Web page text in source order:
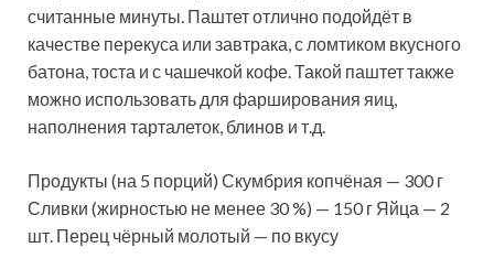
считанные минуты. Паштет отлично подойдёт в
качестве перекуса или завтрака, с ломтиком вкусного
батона, тоста и с чашечкой кофе.Такой паштет также
можно использовать для фарширования яиц,
наполнения тарталеток, блинов и т.д.
Продукты (на 5 порций) Скумбрия копчёная — 300 г
Сливки (жирностью не менее 30 %) — 150 г Яйца — 2
шт. Перец чёрный молотый — по вкусу